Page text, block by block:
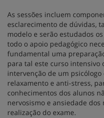
As sessões incluem
esclarecimento de dúvidas,
modelo e serão estudados
todo o apoio pedagógico
fundamental uma
para tal este curso intensivo
intervenção de um
relaxamento e anti-stress,
conhecimentos dos alunos
nervosismo e ansiedade
realização do exame.